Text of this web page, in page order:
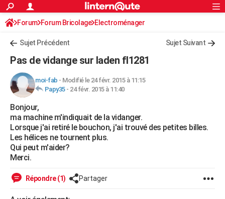
ACTUALITÉS
Politique
Société
Faits Divers
Education
Monde
Villes
+
FINANCE
Retraite
Impôts
Epargne
Immobilier
Risques naturels par ville
Banque
Assurance
Crédit
AUTO
Essais
Réserver un essai
Citadines
Berlines
SUV
Forum auto
+HIGH-TECH
Mobiles
Meilleur smartphone
Internet
Ordinateurs
Jeux vidéo
Guide high-tech
+BRICOLAGE
Forum
Aménagement intérieur
Extérieur
Cuisine
Salle de bains
Jardinage
Rangement
WEEK-END
Guides de France
Escapades
Patrimoine
Expositions
Musées
Week-end nature
LIFESTYLE
SANTE
S'inscrire
Connexion
Forum Forum Bricolage Electroménager
Sujet Précédent Sujet Suivant
Pas de vidange sur laden fl1281
moi-fab - Modifié le 24 févr. 2015 à 11:15
Papy35- 24 févr. 2015 à 11:40
Bonjour,
ma machine m'indiquait de la vidanger.
Lorsque j'ai retiré le bouchon, j'ai trouvé des petites billes.
Les hélices ne tournent plus.
Qui peut m'aider?
Merci.
Répondre (1) Partager